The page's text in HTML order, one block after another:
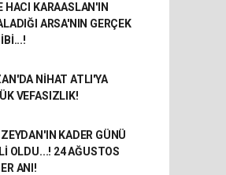
HACI KARAASLAN'IN
ARSA'NIN GERÇEK
NİHAT ATLI'YA
VEFASIZLIK!
ZEYDAN'IN KADER GÜNÜ
OLDU...! 24 AĞUSTOS
ANI!